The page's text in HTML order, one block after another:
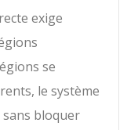
exige
se
le système
sans bloquer